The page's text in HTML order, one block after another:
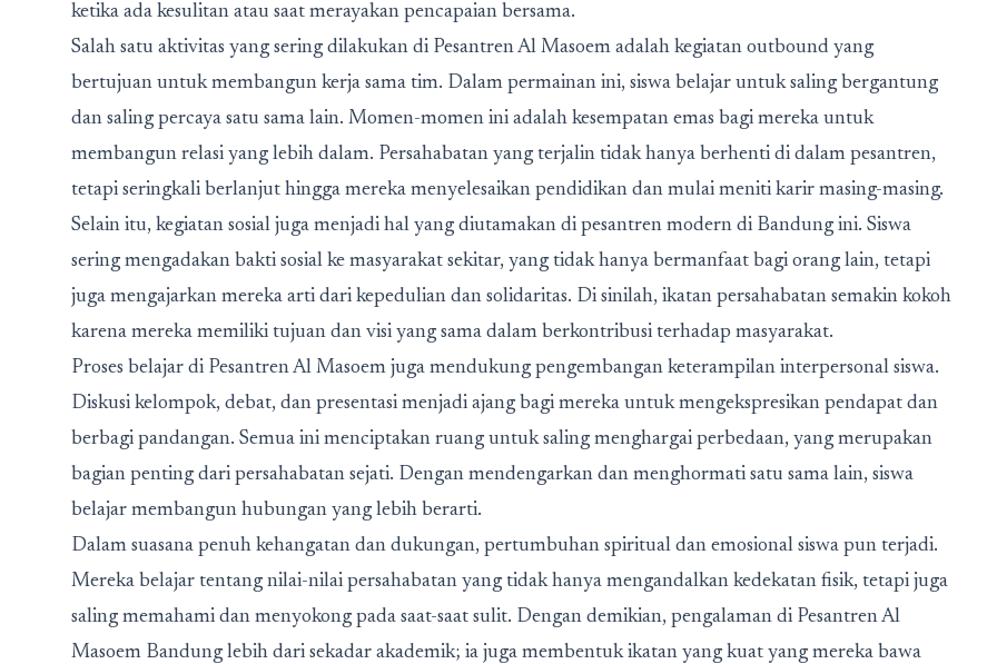
ketika ada kesulitan atau saat merayakan pencapaian bersama.
Salah satu aktivitas yang sering dilakukan di Pesantren Al Masoem adalah kegiatan outbound yang
bertujuan untuk membangun kerja sama tim. Dalam permainan ini, siswa belajar untuk saling bergantung
dan saling percaya satu sama lain. Momen-momen ini adalah kesempatan emas bagi mereka untuk
membangun relasi yang lebih dalam. Persahabatan yang terjalin tidak hanya berhenti di dalam pesantren,
tetapi seringkali berlanjut hingga mereka menyelesaikan pendidikan dan mulai meniti karir masing-masing.
Selain itu, kegiatan sosial juga menjadi hal yang diutamakan di pesantren modern di Bandung ini. Siswa
sering mengadakan bakti sosial ke masyarakat sekitar, yang tidak hanya bermanfaat bagi orang lain, tetapi
juga mengajarkan mereka arti dari kepedulian dan solidaritas. Di sinilah, ikatan persahabatan semakin kokoh
karena mereka memiliki tujuan dan visi yang sama dalam berkontribusi terhadap masyarakat.
Proses belajar di Pesantren Al Masoem juga mendukung pengembangan keterampilan interpersonal siswa.
Diskusi kelompok, debat, dan presentasi menjadi ajang bagi mereka untuk mengekspresikan pendapat dan
berbagi pandangan. Semua ini menciptakan ruang untuk saling menghargai perbedaan, yang merupakan
bagian penting dari persahabatan sejati. Dengan mendengarkan dan menghormati satu sama lain, siswa
belajar membangun hubungan yang lebih berarti.
Dalam suasana penuh kehangatan dan dukungan, pertumbuhan spiritual dan emosional siswa pun terjadi.
Mereka belajar tentang nilai-nilai persahabatan yang tidak hanya mengandalkan kedekatan fisik, tetapi juga
saling memahami dan menyokong pada saat-saat sulit. Dengan demikian, pengalaman di Pesantren Al
Masoem Bandung lebih dari sekadar akademik; ia juga membentuk ikatan yang kuat yang mereka bawa